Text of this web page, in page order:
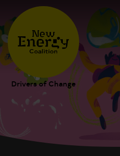
Drivers of Change